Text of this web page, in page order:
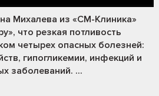
Михалева из «СМ-Клиника»
что резкая потливость
четырех опасных болезней:
гипогликемии, инфекций и
заболеваний. ...